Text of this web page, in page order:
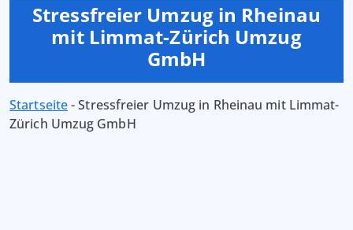
Stressfreier Umzug in Rheinau
mit Limmat-Zürich Umzug
GmbH
Startseite-Stressfreier Umzug in Rheinau mit Limmat-
Zürich Umzug GmbH